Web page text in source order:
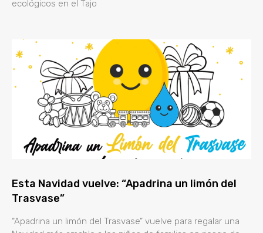
ecológicos en el Tajo
Esta Navidad vuelve: “Apadrina un limón del
Trasvase”
“Apadrina un limón del Trasvase” vuelve para regalar una